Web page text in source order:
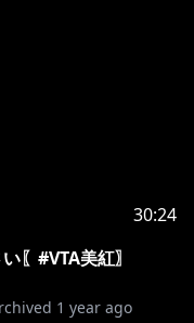
30:24
〖#VTA美紅〗
1 year ago